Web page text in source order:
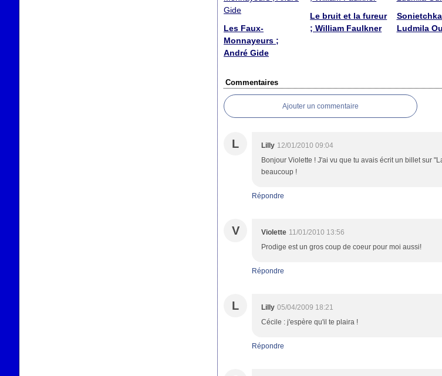
Les Faux-
Monnayeurs ;
André Gide
Le bruit et la fureur
; William Faulkner
Ludmila
Commentaires
Ajouter un commentaire
L Lilly 12/01/2010 09:04
Bonjour Violette ! J'ai vu que tu avais écrit un billet sur
beaucoup !
Répondre
V Violette 11/01/2010 13:56
Prodige est un gros coup de coeur pour moi aussi!
Répondre
L Lilly 05/04/2009 18:21
Cécile : j'espère qu'il te plaira !
Répondre